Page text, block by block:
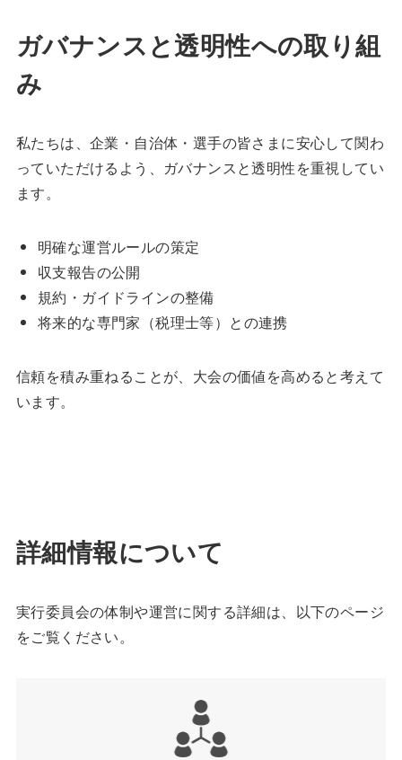
ガバナンスと透明性への取り組
み
私たちは、企業・自治体・選手の皆さまに安心して関わ
っていただけるよう、ガバナンスと透明性を重視してい
ます。
明確な運営ルールの策定
収支報告の公開
規約・ガイドラインの整備
将来的な専門家（税理士等）との連携
信頼を積み重ねることが、大会の価値を高めると考えて
います。
詳細情報について
実行委員会の体制や運営に関する詳細は、以下のページ
をご覧ください。